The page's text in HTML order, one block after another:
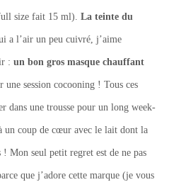
size fait 15 ml). La teinte du
a l’air un peu cuivré, j’aime
: un bon gros masque chauffant
une session cocooning ! Tous ces
dans une trousse pour un long week-
un coup de cœur avec le lait dont la
Mon seul petit regret est de ne pas
que j’adore cette marque (je vous